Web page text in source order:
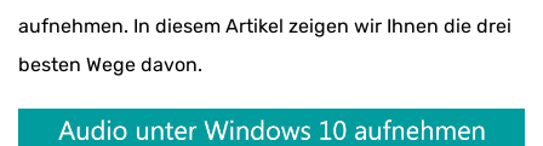
aufnehmen. In diesem Artikel zeigen wir Ihnen die drei
besten Wege davon.